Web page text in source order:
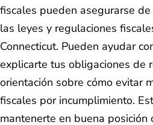
fiscales pueden asegurarse
las leyes y regulaciones
Connecticut. Pueden ayudar
explicarte tus obligaciones de
orientación sobre cómo evitar
fiscales por incumplimiento.
mantenerte en buena posición